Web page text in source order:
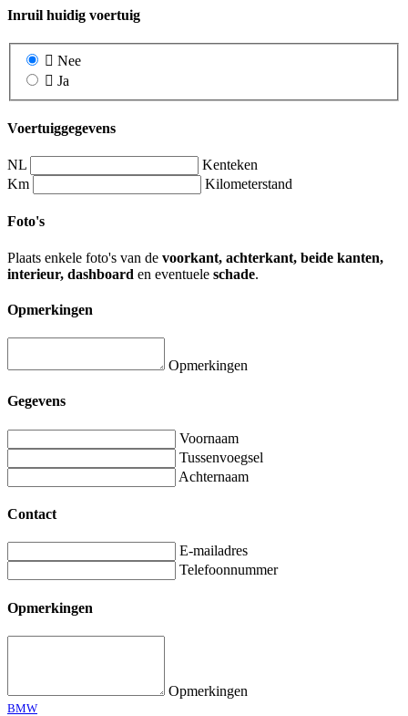
Inruil huidig voertuig
Nee
Ja
Voertuiggegevens
NL
Kenteken
Km
Kilometerstand
Foto's
Plaats enkele foto's van de voorkant, achterkant, beide kanten,
interieur, dashboard en eventuele schade.
Opmerkingen
Opmerkingen
Gegevens
Voornaam
Tussenvoegsel
Achternaam
Contact
E-mailadres
Telefoonnummer
Opmerkingen
Opmerkingen
BMW